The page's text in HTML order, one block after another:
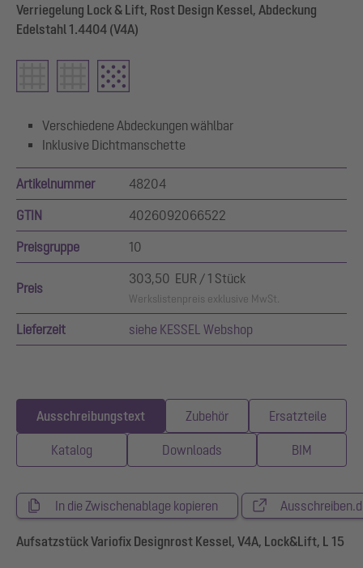
Verriegelung Lock & Lift, Rost Design Kessel, Abdeckung
Edelstahl 1.4404 (V4A)
Verschiedene Abdeckungen wählbar
Inklusive Dichtmanschette
Artikelnummer 48204
GTIN 4026092066522
Preisgruppe 10
Preis
303,50 EUR / 1 Stück
Werkslistenpreis exklusive MwSt.
Lieferzeit siehe KESSEL Webshop
Ausschreibungstext Zubehör Ersatzteile
Katalog Downloads BIM
In die Zwischenablage kopieren
Aufsatzstück Variofix Designrost Kessel, V4A, Lock&Lift, L 15